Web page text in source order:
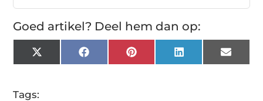
Goed artikel? Deel hem dan op:
X
(Twitter)
FacebookPinterestLinkedInEmail
Tags: